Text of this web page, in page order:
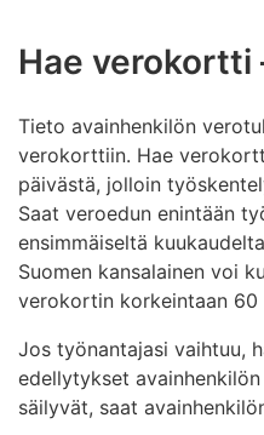
Hae verokortti
Tieto avainhenkilön
verokorttiin. Hae
päivästä, jolloin
Saat veroedun enintään
ensimmäiseltä
Suomen kansalainen voi
verokortin korkeintaan 60
Jos työnantajasi vaihtuu,
edellytykset
säilyvät, saat